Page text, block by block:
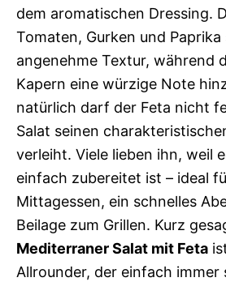
dem aromatischen Dressing.
Tomaten, Gurken und
angenehme Textur, während
Kapern eine würzige Note
natürlich darf der Feta nicht
Salat seinen
verleiht. Viele lieben ihn, weil
einfach zubereitet ist – ideal
Mittagessen, ein schnelles
Beilage zum Grillen. Kurz
Mediterraner Salat mit Feta
Allrounder, der einfach immer